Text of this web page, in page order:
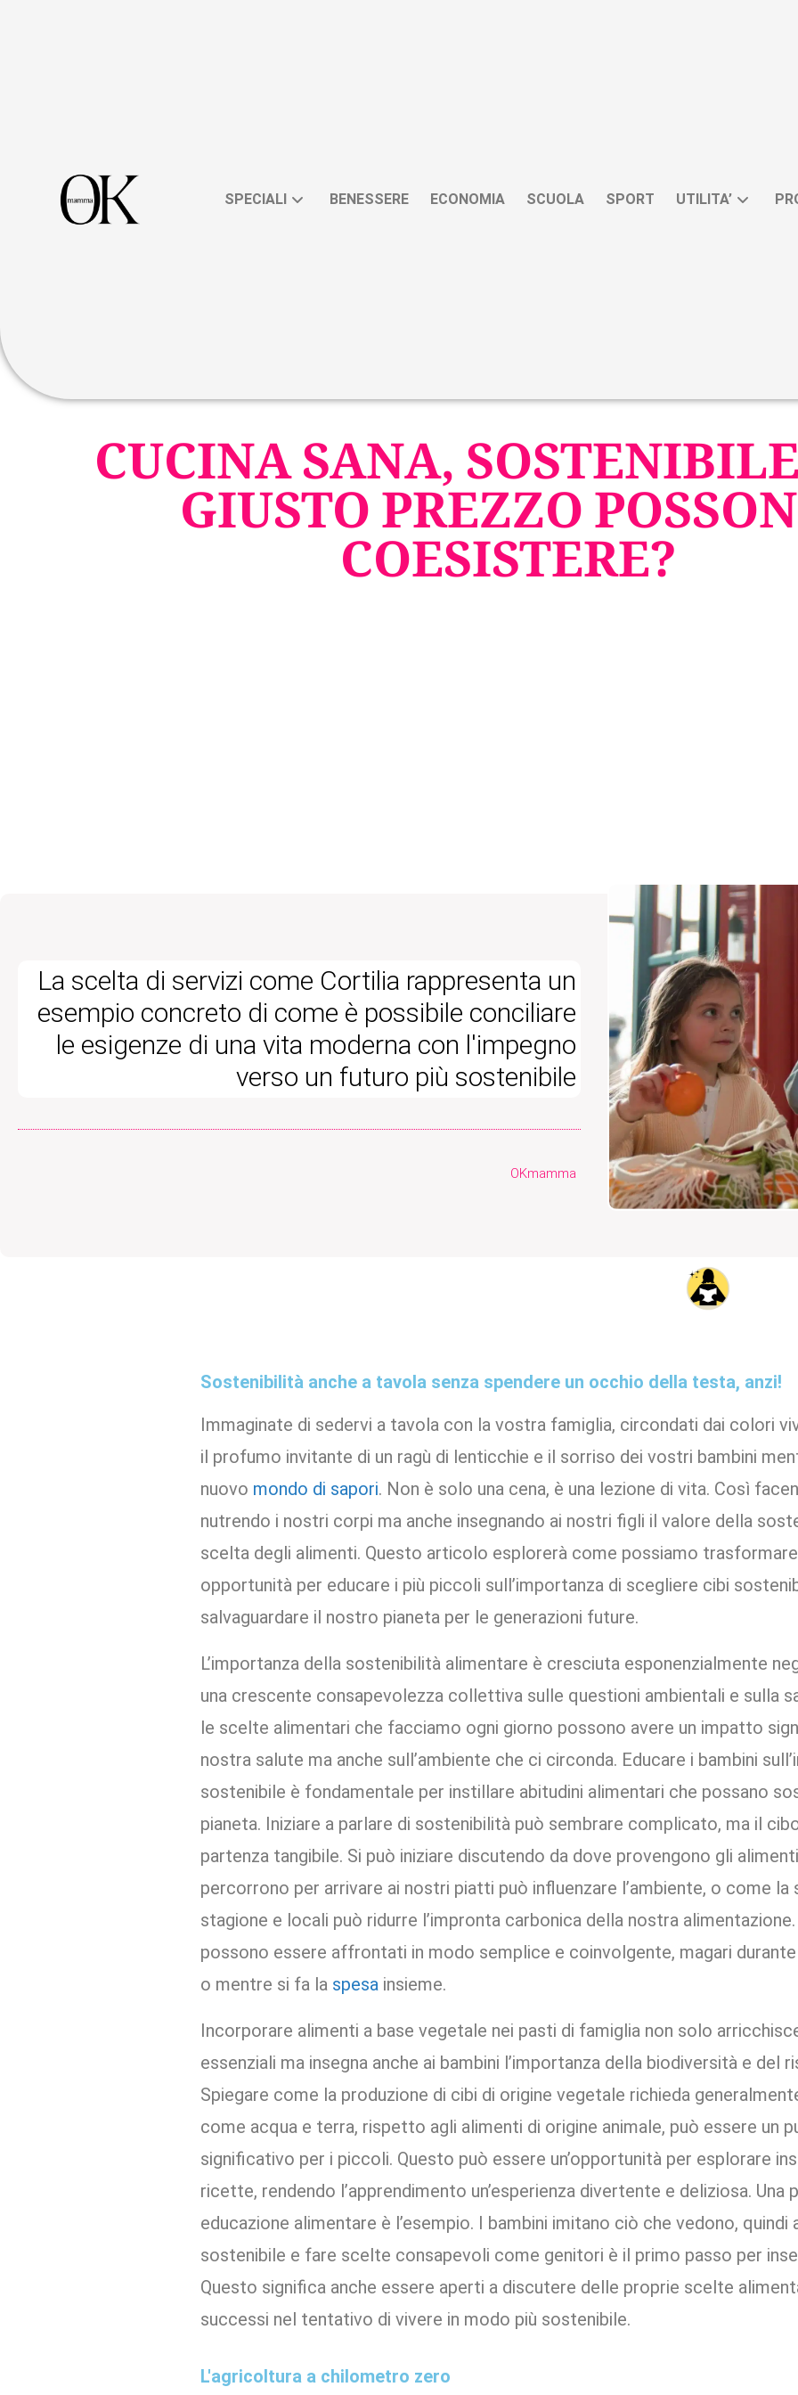
SPECIALI BENESSERE ECONOMIA SCUOLA SPORT UTILITA’
CUCINA SANA,
GIUSTO PREZZO
COESISTERE?
La scelta di servizi come Cortilia rappresenta un
esempio concreto di come è possibile conciliare
le esigenze di una vita moderna con l'impegno
verso un futuro più sostenibile
OKmamma
Sostenibilità anche a tavola senza spendere un occhio della testa, anzi!
Immaginate di sedervi a tavola con la vostra famiglia, circondati dai colori
il profumo invitante di un ragù di lenticchie e il sorriso dei vostri bambini
nuovo mondo di sapori. Non è solo una cena, è una lezione di vita. Così
nutrendo i nostri corpi ma anche insegnando ai nostri figli il valore della
scelta degli alimenti. Questo articolo esplorerà come possiamo
opportunità per educare i più piccoli sull’importanza di scegliere cibi
salvaguardare il nostro pianeta per le generazioni future.
L’importanza della sostenibilità alimentare è cresciuta esponenzialmente
una crescente consapevolezza collettiva sulle questioni ambientali e sulla
le scelte alimentari che facciamo ogni giorno possono avere un impatto
nostra salute ma anche sull’ambiente che ci circonda. Educare i bambini
sostenibile è fondamentale per instillare abitudini alimentari che possano
pianeta. Iniziare a parlare di sostenibilità può sembrare complicato, ma il
partenza tangibile. Si può iniziare discutendo da dove provengono gli
percorrono per arrivare ai nostri piatti può influenzare l’ambiente, o come
stagione e locali può ridurre l’impronta carbonica della nostra
possono essere affrontati in modo semplice e coinvolgente, magari
o mentre si fa la spesa insieme.
Incorporare alimenti a base vegetale nei pasti di famiglia non solo
essenziali ma insegna anche ai bambini l’importanza della biodiversità e
Spiegare come la produzione di cibi di origine vegetale richieda
come acqua e terra, rispetto agli alimenti di origine animale, può essere un
significativo per i piccoli. Questo può essere un’opportunità per esplorare
ricette, rendendo l’apprendimento un’esperienza divertente e deliziosa. Una
educazione alimentare è l’esempio. I bambini imitano ciò che vedono,
sostenibile e fare scelte consapevoli come genitori è il primo passo per
Questo significa anche essere aperti a discutere delle proprie scelte
successi nel tentativo di vivere in modo più sostenibile.
L'agricoltura a chilometro zero